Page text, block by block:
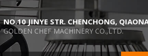
NO.10 JINYE STR. CHENCHONG,
GOLDEN CHEF MACHINERY CO.,LTD.